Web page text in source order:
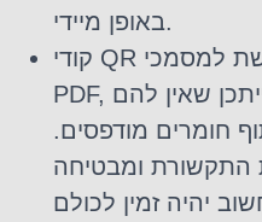
באופן מיידי.
קודי QR מקלים על אנשים לגשת למסמכי
PDF, במיוחד במצבים שבהם ייתכן שאין להם
חומרים מודפסים.
התקשורת ומבטיחה